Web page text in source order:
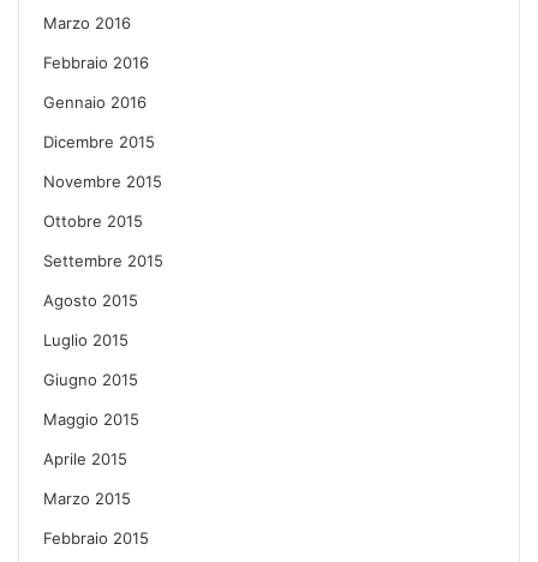
Marzo 2016
Febbraio 2016
Gennaio 2016
Dicembre 2015
Novembre 2015
Ottobre 2015
Settembre 2015
Agosto 2015
Luglio 2015
Giugno 2015
Maggio 2015
Aprile 2015
Marzo 2015
Febbraio 2015